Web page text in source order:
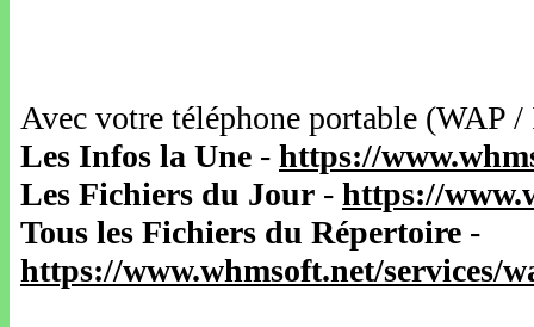
Avec votre téléphone portable
Les Infos la Une - https://
Les Fichiers du Jour - https://
Tous les Fichiers du Répertoire -
https://www.whmsoft.net/services/